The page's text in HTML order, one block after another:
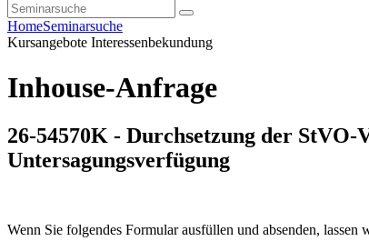
HomeSeminarsuche
Kursangebote Interessenbekundung
Inhouse-Anfrage
26-54570K - Durchsetzung der
Untersagungsverfügung
Wenn Sie folgendes Formular ausfüllen und absenden,